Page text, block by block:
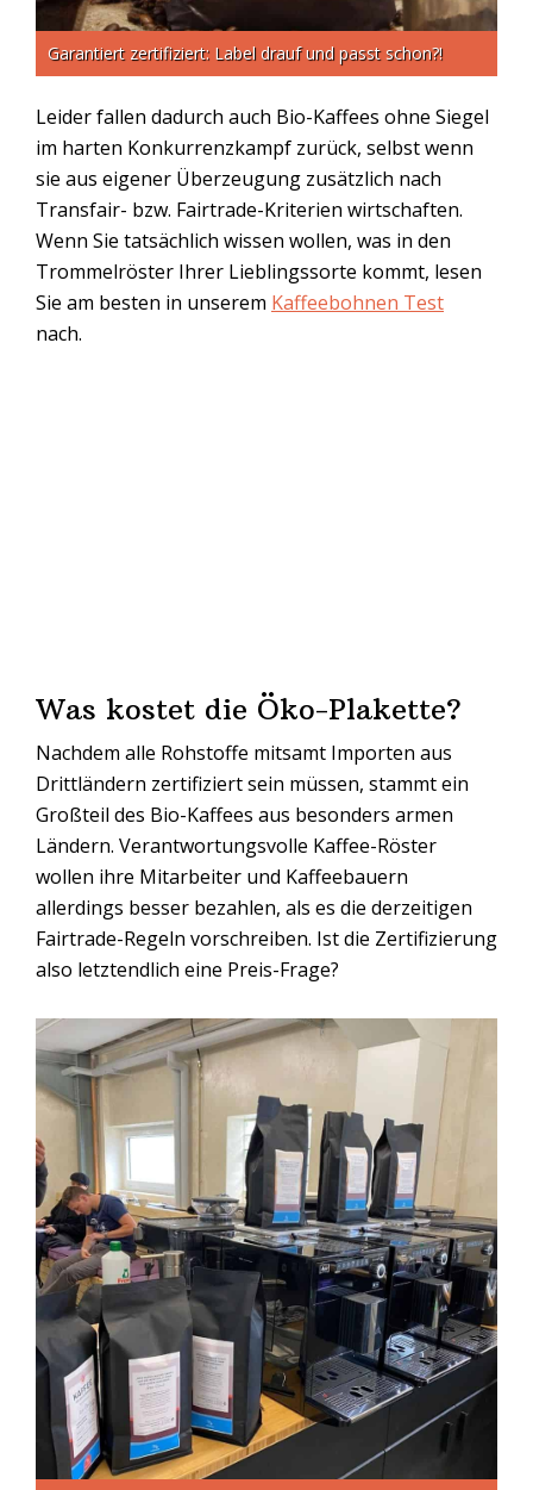
Garantiert zertifiziert: Label drauf und passt schon?!
Leider fallen dadurch auch Bio-Kaffees ohne Siegel
im harten Konkurrenzkampf zurück, selbst wenn
sie aus eigener Überzeugung zusätzlich nach
Transfair- bzw. Fairtrade-Kriterien wirtschaften.
Wenn Sie tatsächlich wissen wollen, was in den
Trommelröster Ihrer Lieblingssorte kommt, lesen
Sie am besten in unserem Kaffeebohnen Test
nach.
Was kostet die Öko-Plakette?
Nachdem alle Rohstoffe mitsamt Importen aus
Drittländern zertifiziert sein müssen, stammt ein
Großteil des Bio-Kaffees aus besonders armen
Ländern. Verantwortungsvolle Kaffee-Röster
wollen ihre Mitarbeiter und Kaffeebauern
allerdings besser bezahlen, als es die derzeitigen
Fairtrade-Regeln vorschreiben. Ist die Zertifizierung
also letztendlich eine Preis-Frage?